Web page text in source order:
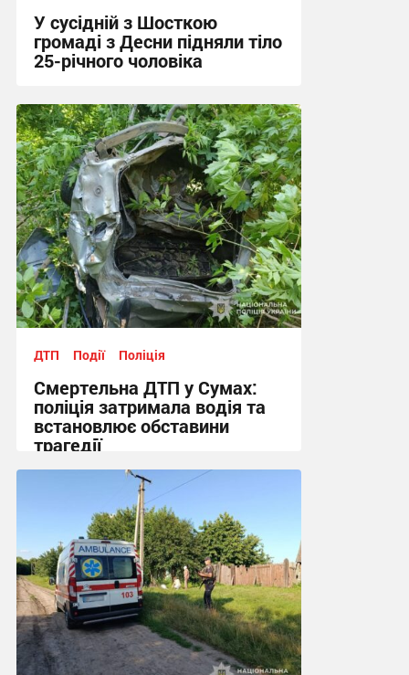
У сусідній з Шосткою
громаді з Десни підняли тіло
25-річного чоловіка
15:16, 3.08.2026
ДТП Події Поліція
Смертельна ДТП у Сумах:
поліція затримала водія та
встановлює обставини
трагедії